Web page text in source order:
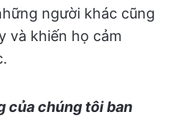
người khác cũng
và khiến họ cảm
của chúng tôi ban